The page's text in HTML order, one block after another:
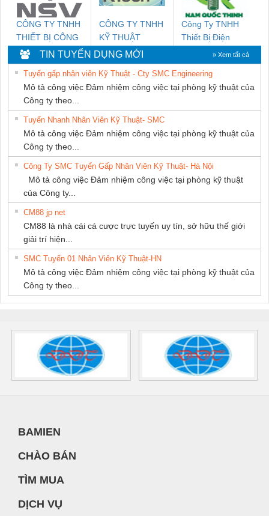
CÔNG TY TNHH
THIẾT BỊ CÔNG
NGHIỆP NIHON
SETSUBI VIỆT
NAM
CÔNG TY TNHH
KỸ THUẬT
KTECH VIỆT
NAM
Công Ty TNHH
Thiết Bị Điện
Nam Quốc Thịnh
TIN TUYỂN DỤNG MỚI » Xem tất cả
Tuyển gấp nhân viên Kỹ Thuật - Cty SMC Engineering
Mô tả công việc Đảm nhiệm công việc tại phòng kỹ thuật của
Công ty theo...
Tuyển Nhanh Nhân Viên Kỹ Thuật- SMC
Mô tả công việc Đảm nhiệm công việc tại phòng kỹ thuật của
Công ty theo...
Công Ty SMC Tuyển Gấp Nhân Viên Kỹ Thuật- Hà Nội
Mô tả công việc Đảm nhiệm công việc tại phòng kỹ thuật
của Công ty...
CM88 jp net
CM88 là nhà cái cá cược trực tuyến uy tín, sở hữu thế giới
giải trí hiện...
SMC Tuyển 01 Nhân Viên Kỹ Thuật-HN
Mô tả công việc Đảm nhiệm công việc tại phòng kỹ thuật của
Công ty theo...
BAMIEN
CHÀO BÁN
TÌM MUA
DỊCH VỤ